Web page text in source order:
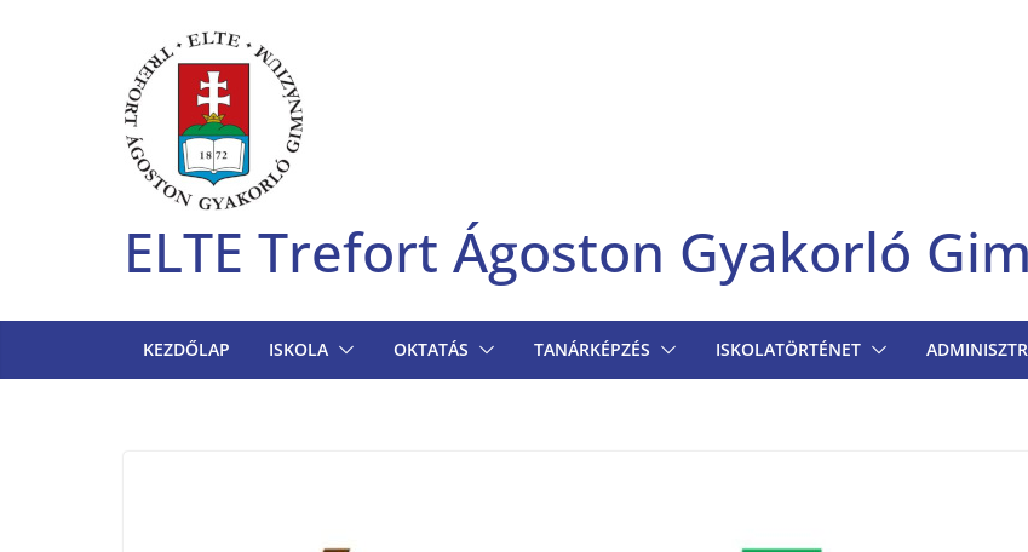
ELTE Trefort Ágoston Gyakorló
KEZDŐLAP ISKOLA OKTATÁS TANÁRKÉPZÉS ISKOLATÖRTÉNET